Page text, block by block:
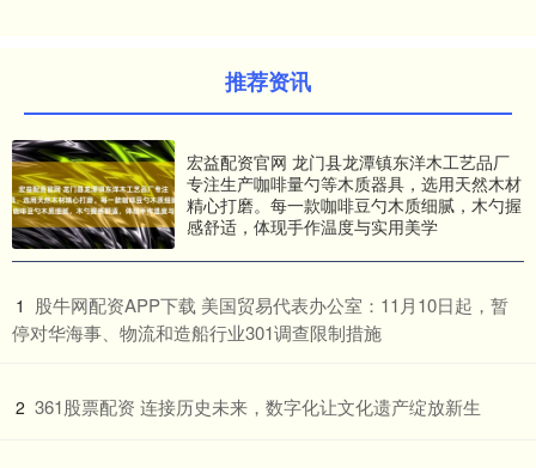
推荐资讯
宏益配资官网 龙门县龙潭镇东洋木工艺品厂
专注生产咖啡量勺等木质器具，选用天然木材
精心打磨。每一款咖啡豆勺木质细腻，木勺握
感舒适，体现手作温度与实用美学
1
​股牛网配资APP下载 美国贸易代表办公室：11月10日起，暂
停对华海事、物流和造船行业301调查限制措施
2 ​361股票配资 连接历史未来，数字化让文化遗产绽放新生